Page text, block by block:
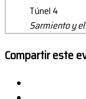
Túnel 4
Sarmiento y
Compartir este